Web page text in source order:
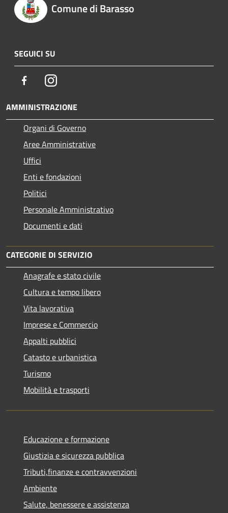
Comune di Barasso
SEGUICI SU
FacebookInstagram
AMMINISTRAZIONE
Organi di Governo
Aree Amministrative
Uffici
Enti e fondazioni
Politici
Personale Amministrativo
Documenti e dati
CATEGORIE DI SERVIZIO
Anagrafe e stato civile
Cultura e tempo libero
Vita lavorativa
Imprese e Commercio
Appalti pubblici
Catasto e urbanistica
Turismo
Mobilità e trasporti
Educazione e formazione
Giustizia e sicurezza pubblica
Tributi,finanze e contravvenzioni
Ambiente
Salute, benessere e assistenza